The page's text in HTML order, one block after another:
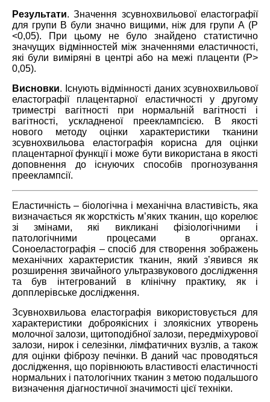
Результати. Значення зсувнохвильової еластографії
для групи B були значно вищими, ніж для групи А (Р
<0,05). При цьому не було знайдено статистично
значущих відмінностей між значеннями еластичності,
які були виміряні в центрі або на межі плаценти (Р>
0,05).
Висновки. Існують відмінності даних зсувнохвильової
еластографії плацентарної еластичності у другому
триместрі вагітності при нормальній вагітності і
вагітності, ускладненої прееклампсією. В якості
нового методу оцінки характеристики тканини
зсувнохвильова еластографія корисна для оцінки
плацентарної функції і може бути використана в якості
доповнення до існуючих способів прогнозування
прееклампсії.
Еластичність – біологічна і механічна властивість, яка
визначається як жорсткість м’яких тканин, що корелює
зі змінами, які викликані фізіологічними і
патологічними процесами в органах.
Соноеластографія – спосіб для створення зображень
механічних характеристик тканин, який з’явився як
розширення звичайного ультразвукового дослідження
та був інтегрований в клінічну практику, як і
допплерівське дослідження.
Зсувнохвильова еластографія використовується для
характеристики доброякісних і злоякісних утворень
молочної залози, щитоподібної залози, передміхурової
залози, нирок і селезінки, лімфатичних вузлів, а також
для оцінки фіброзу печінки. В даний час проводяться
дослідження, що порівнюють властивості еластичності
нормальних і патологічних тканин з метою подальшого
визначення діагностичної значимості цієї техніки.